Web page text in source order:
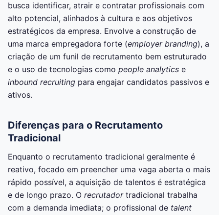
busca identificar, atrair e contratar profissionais com
alto potencial, alinhados à cultura e aos objetivos
estratégicos da empresa. Envolve a construção de
uma marca empregadora forte (employer branding), a
criação de um funil de recrutamento bem estruturado
e o uso de tecnologias como people analytics e
inbound recruiting para engajar candidatos passivos e
ativos.
Diferenças para o Recrutamento
Tradicional
Enquanto o recrutamento tradicional geralmente é
reativo, focado em preencher uma vaga aberta o mais
rápido possível, a aquisição de talentos é estratégica
e de longo prazo. O recrutadortradicional trabalha
com a demanda imediata; o profissional de talent